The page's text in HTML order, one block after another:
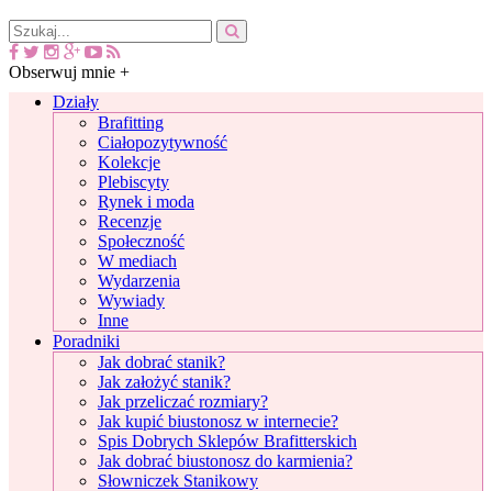
Obserwuj mnie +
Działy
Brafitting
Ciałopozytywność
Kolekcje
Plebiscyty
Rynek i moda
Recenzje
Społeczność
W mediach
Wydarzenia
Wywiady
Inne
Poradniki
Jak dobrać stanik?
Jak założyć stanik?
Jak przeliczać rozmiary?
Jak kupić biustonosz w internecie?
Spis Dobrych Sklepów Brafitterskich
Jak dobrać biustonosz do karmienia?
Słowniczek Stanikowy